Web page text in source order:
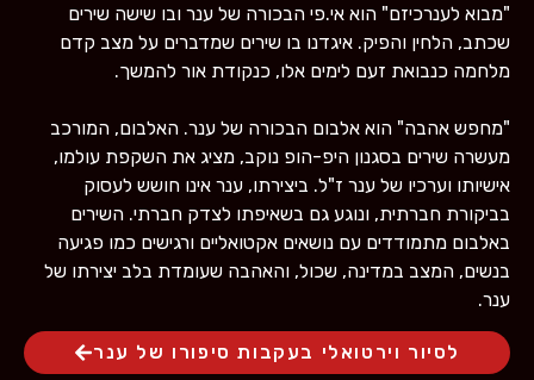
"מבוא לענרכיזם" הוא אי.פי הבכורה של ענר ובו שישה שירים
שכתב, הלחין והפיק. איגדנו בו שירים שמדברים על מצב קדם
מלחמה כנבואת זעם לימים אלו, כנקודת אור להמשך.
"מחפש אהבה" הוא אלבום הבכורה של ענר. האלבום, המורכב
מעשרה שירים בסגנון היפ-הופ נוקב, מציג את השקפת עולמו,
אישיותו וערכיו של ענר ז"ל. ביצירתו, ענר אינו חושש לעסוק
בביקורת חברתית, ונוגע גם בשאיפתו לצדק חברתי. השירים
באלבום מתמודדים עם נושאים אקטואליים ורגישים כמו פגיעה
בנשים, המצב במדינה, שכול, והאהבה שעומדת בלב יצירתו של
ענר.
לסיור וירטואלי בעקבות סיפורו של ענר